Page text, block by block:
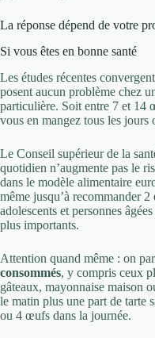
La réponse dépend de votre
Si vous êtes en bonne santé
Les études récentes
posent aucun problème chez
particulière. Soit entre 7 et 14
vous en mangez tous les jours
Le Conseil supérieur de la
quotidien n’augmente pas le
dans le modèle alimentaire
même jusqu’à recommander
adolescents et personnes
plus importants.
Attention quand même : on
consommés, y compris ceux
gâteaux, mayonnaise maison
le matin plus une part de tarte
ou 4 œufs dans la journée.